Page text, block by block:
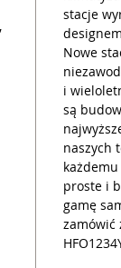
stacje
Nowe
i
są
naszych
proste i
gamę
zamówić